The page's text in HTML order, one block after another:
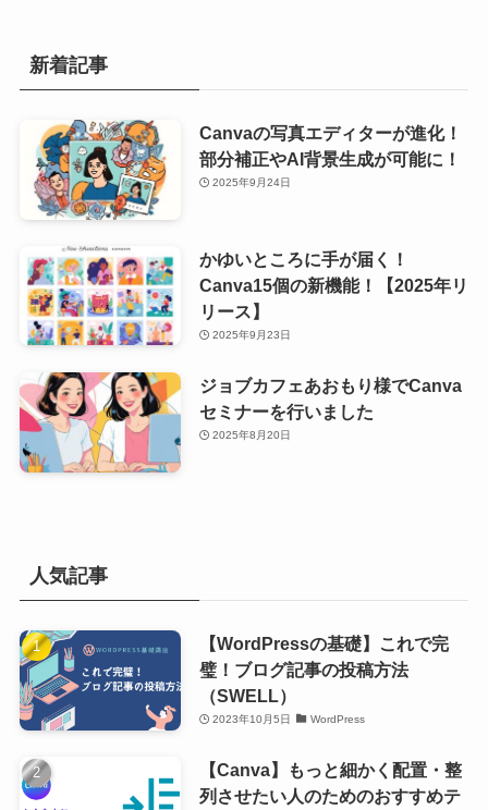
新着記事
Canvaの写真エディターが進化！
部分補正やAI背景生成が可能に！
2025年9月24日
かゆいところに手が届く！
Canva15個の新機能！【2025年リ
リース】
2025年9月23日
ジョブカフェあおもり様でCanva
セミナーを行いました
2025年8月20日
人気記事
【WordPressの基礎】これで完
璧！ブログ記事の投稿方法
（SWELL）
2023年10月5日 WordPress
【Canva】もっと細かく配置・整
列させたい人のためのおすすめテ